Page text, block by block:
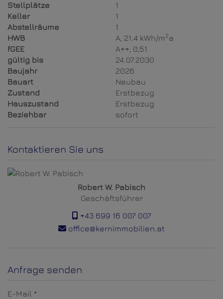
Stellplätze
1
Keller
1
Abstellräume
1
HWB
A, 21.4 kWh/m2a
fGEE
A++, 0,51
gültig bis
24.07.2030
Baujahr
2026
Bauart
Neubau
Zustand
Erstbezug
Hauszustand
Erstbezug
Beziehbar
sofort
Kontaktieren Sie uns
Robert W. Pabisch
Geschäftsführer
+43 699 16 007 007
office@kernimmobilien.at
Anfrage senden
E-Mail